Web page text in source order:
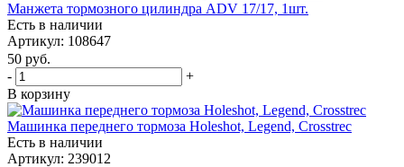
Манжета тормозного цилиндра ADV 17/17, 1шт.
Есть в наличии
Артикул: 108647
50 руб.
-
+
В корзину
Машинка переднего тормоза Holeshot, Legend, Crosstrec
Есть в наличии
Артикул: 239012